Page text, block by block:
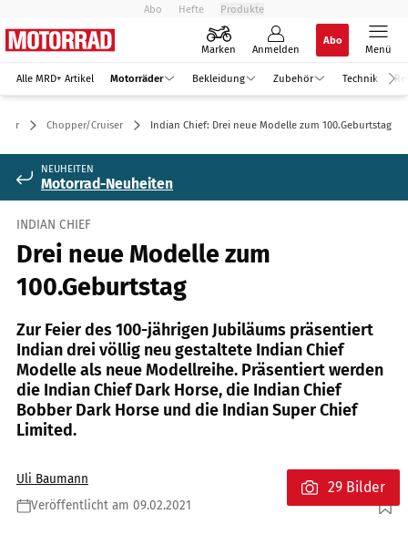
Abo Hefte Produkte
Marken Anmelden
Abo
Menü
Alle MRD+ Artikel Motorräder Bekleidung Zubehör Technik
Chopper/Cruiser Indian Chief: Drei neue Modelle zum 100.Geburtstag
NEUHEITEN
Motorrad-Neuheiten
INDIAN CHIEF
Drei neue Modelle zum
100.Geburtstag
Zur Feier des 100-jährigen Jubiläums präsentiert
Indian drei völlig neu gestaltete Indian Chief
Modelle als neue Modellreihe. Präsentiert werden
die Indian Chief Dark Horse, die Indian Chief
Bobber Dark Horse und die Indian Super Chief
Limited.
Uli Baumann
Veröffentlicht am 09.02.2021
Foto: Indian
29 Bilder